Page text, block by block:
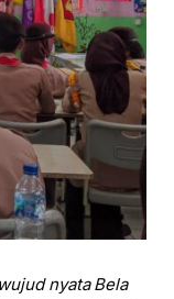
nyata Bela